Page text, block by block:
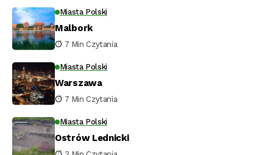
Miasta Polski
Malbork
7 Min Czytania
Miasta Polski
Warszawa
7 Min Czytania
Miasta Polski
Ostrów Lednicki